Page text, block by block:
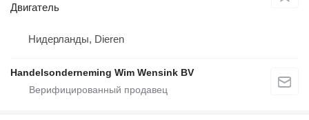
Двигатель
Нидерланды, Dieren
Handelsonderneming Wim Wensink BV